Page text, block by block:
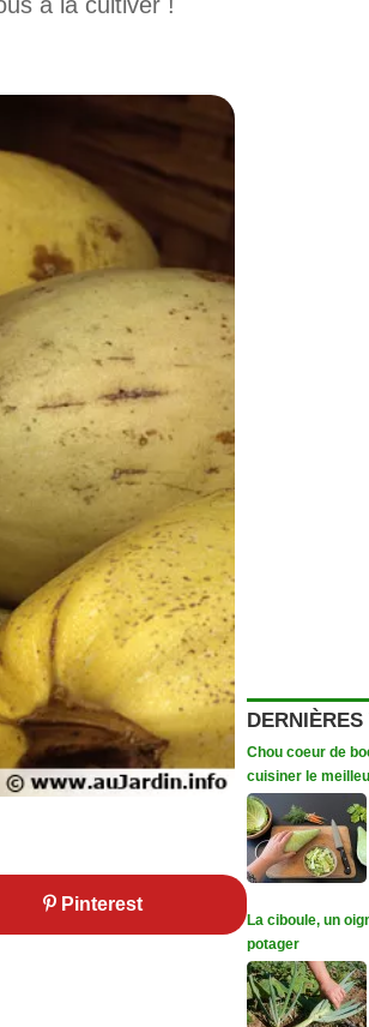
Pinterest
Chou coeur de
cuisiner le
La ciboule, un
potager